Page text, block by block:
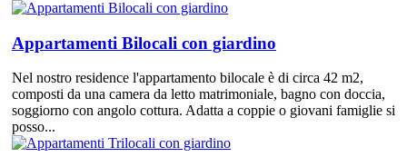
Appartamenti Bilocali con giardino
Nel nostro residence l'appartamento bilocale è di circa 42 m2,
composti da una camera da letto matrimoniale, bagno con doccia,
soggiorno con angolo cottura. Adatta a coppie o giovani famiglie si
posso...